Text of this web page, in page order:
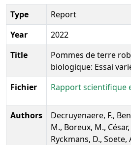
Type
Report
Year
2022
Title
Pommes de terre
biologique: Essai
Fichier
Rapport scientifique
Authors
Decruyenaere, F.,
M., Boreux, M.,
Ryckmans, D., Soete,